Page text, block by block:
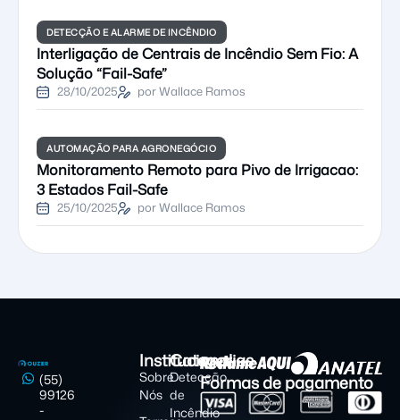
DETECÇÃO E ALARME DE INCÊNDIO
Interligação de Centrais de Incêndio Sem Fio: A
Solução “Fail-Safe”
28/10/2025 por Wallace Ramos
AUTOMAÇÃO PARA AGRONEGÓCIO
Monitoramento Remoto para Pivo de Irrigacao:
3 Estados Fail-Safe
25/10/2025 por Wallace Ramos
(55)
99126
-
Institucional
Sobre
Nós
Categorias
Detecção
de
Incêndio
Formas de pagamento